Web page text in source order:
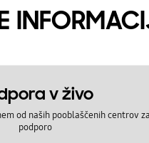
v živo
od naših pooblaščenih centrov za
podporo